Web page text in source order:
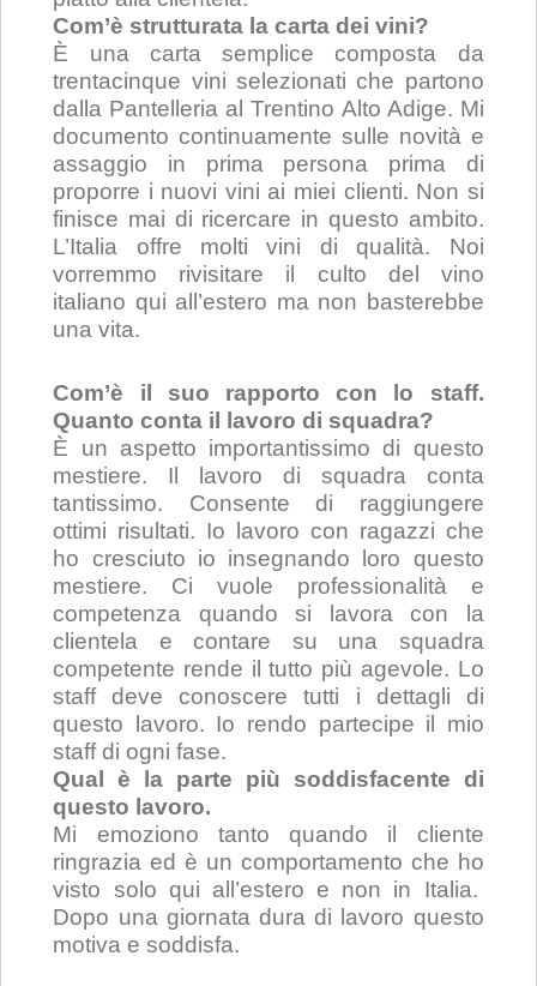
Com’è strutturata la carta dei vini?
È una carta semplice composta da
trentacinque vini selezionati che partono
dalla Pantelleria al Trentino Alto Adige. Mi
documento continuamente sulle novità e
assaggio in prima persona prima di
proporre i nuovi vini ai miei clienti. Non si
finisce mai di ricercare in questo ambito.
L’Italia offre molti vini di qualità. Noi
vorremmo rivisitare il culto del vino
italiano qui all’estero ma non basterebbe
una vita.
Com’è il suo rapporto con lo staff.
Quanto conta il lavoro di squadra?
È un aspetto importantissimo di questo
mestiere. Il lavoro di squadra conta
tantissimo. Consente di raggiungere
ottimi risultati. Io lavoro con ragazzi che
ho cresciuto io insegnando loro questo
mestiere. Ci vuole professionalità e
competenza quando si lavora con la
clientela e contare su una squadra
competente rende il tutto più agevole. Lo
staff deve conoscere tutti i dettagli di
questo lavoro. Io rendo partecipe il mio
staff di ogni fase.
Qual è la parte più soddisfacente di
questo lavoro.
Mi emoziono tanto quando il cliente
ringrazia ed è un comportamento che ho
visto solo qui all’estero e non in Italia.
Dopo una giornata dura di lavoro questo
motiva e soddisfa.